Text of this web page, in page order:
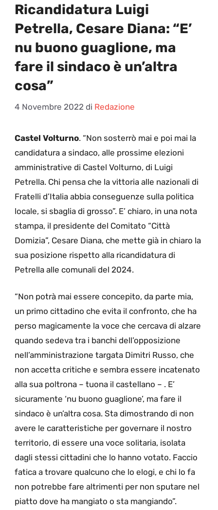
Ricandidatura Luigi
Petrella, Cesare Diana: “E’
nu buono guaglione, ma
fare il sindaco è un’altra
cosa”
4 Novembre 2022 di Redazione
Castel Volturno. “Non sosterrò mai e poi mai la
candidatura a sindaco, alle prossime elezioni
amministrative di Castel Volturno, di Luigi
Petrella. Chi pensa che la vittoria alle nazionali di
Fratelli d’Italia abbia conseguenze sulla politica
locale, si sbaglia di grosso”. E’ chiaro, in una nota
stampa, il presidente del Comitato “Città
Domizia”, Cesare Diana, che mette già in chiaro la
sua posizione rispetto alla ricandidatura di
Petrella alle comunali del 2024.
“Non potrà mai essere concepito, da parte mia,
un primo cittadino che evita il confronto, che ha
perso magicamente la voce che cercava di alzare
quando sedeva tra i banchi dell’opposizione
nell’amministrazione targata Dimitri Russo, che
non accetta critiche e sembra essere incatenato
alla sua poltrona – tuona il castellano – . E’
sicuramente ‘nu buono guaglione’, ma fare il
sindaco è un’altra cosa. Sta dimostrando di non
avere le caratteristiche per governare il nostro
territorio, di essere una voce solitaria, isolata
dagli stessi cittadini che lo hanno votato. Faccio
fatica a trovare qualcuno che lo elogi, e chi lo fa
non potrebbe fare altrimenti per non sputare nel
piatto dove ha mangiato o sta mangiando”.